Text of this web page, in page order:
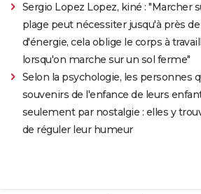
Sergio Lopez Lopez, kiné : "Marcher
plage peut nécessiter jusqu'à près
d'énergie, cela oblige le corps à
lorsqu'on marche sur un sol ferme"
Selon la psychologie, les personnes
souvenirs de l'enfance de leurs
seulement par nostalgie : elles y
de réguler leur humeur